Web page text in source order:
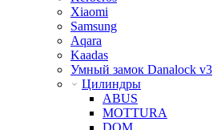
Xiaomi
Samsung
Aqara
Kaadas
Умный замок Danalock v3
Цилиндры
ABUS
MOTTURA
DOM